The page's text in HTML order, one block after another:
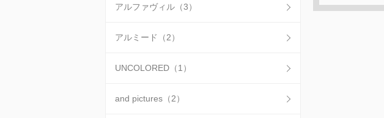
アルファヴィル（3）
アルミード（2）
UNCOLORED（1）
and pictures（2）